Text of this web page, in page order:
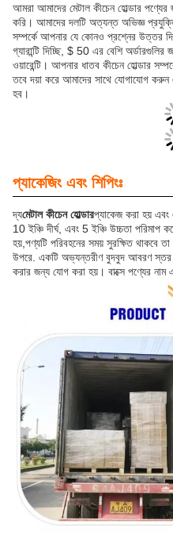
আমরা আমাদের মেটাল কীচেন হোল্ডার
করি। আমাদের দলটি অত্যন্ত অভিজ্ঞ
সম্পর্কে আপনার যে কোনও প্রশ্নের উত্তর
গ্যারান্টি দিচ্ছি, $ 50 এর বেশি
ওয়ারেন্টি। আপনার ধাতব কীচেন হোল্ডার
তবে দয়া করে আমাদের সাথে যোগাযোগ
হব।
প্যাকেজিং এবং শিপিংঃ
দ্যমেটাল কীচেন হোল্ডারপ্যাকেজ করা হয় এবং
10 ইঞ্চি দীর্ঘ, এবং 5 ইঞ্চি উচ্চতা পরিমাপ
হয়,পণ্যটি পরিবহনের সময় সুরক্ষিত থাকবে
উপরে. একটি অভ্যন্তরীণ বুদবুদ আবরণ স্তর
করার জন্য যোগ করা হয়। বাক্সে পণ্যের নাম